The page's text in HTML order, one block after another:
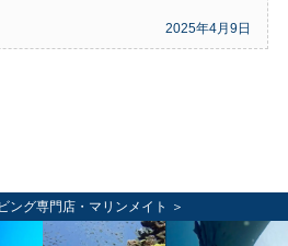
2025年4月9日
ング専門店・マリンメイト ＞